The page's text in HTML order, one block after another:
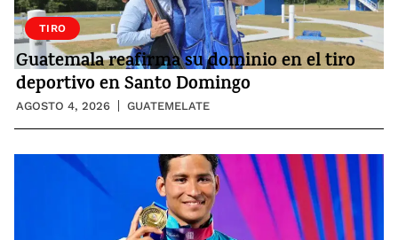
TIRO
Guatemala reafirma su dominio en el tiro
deportivo en Santo Domingo
AGOSTO 4, 2026 GUATEMELATE